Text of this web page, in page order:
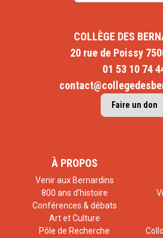
COLLÈGE DES
20 rue de Poissy
01 53 10 74
Faire un don
À PROPOS
Venir aux Bernardins
800 ans d'histoire
Conférences & débats
Art et Culture
Pôle de Recherche